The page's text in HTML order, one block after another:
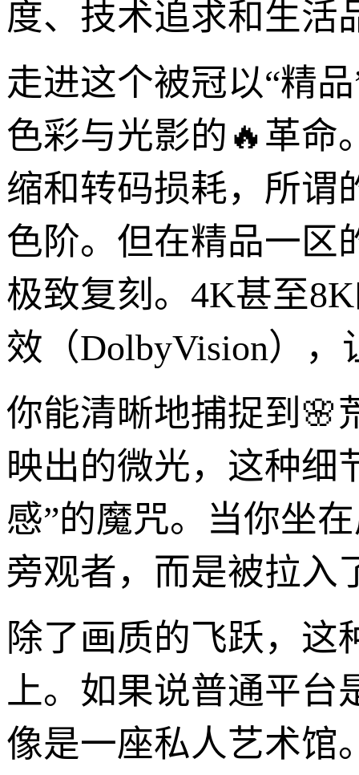
度、技术追求和生活
走进这个被冠以“精
色彩与光影的🔥革命
缩和转码损耗，所谓
色阶。但在精品一区
极致复刻。4K甚至
效（DolbyVision）
你能清晰地捕捉到🌸
映出的微光，这种细
感”的魔咒。当你坐
旁观者，而是被拉入
除了画质的飞跃，这
上。如果说普通平台
像是一座私人艺术馆